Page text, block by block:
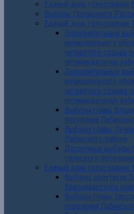
Единый день голосования
Выборы Президента
Единый день голосования
Дополнительные
муниципального
четвертого созыва
пятимандатному
Дополнительные
муниципального
четвертого созыва
пятимандатному
Выборы главы
поселения
Выборы главы
Лабинского района
Досрочные выборы
сельского
Единый день голосования
Выборы депутатов
Краснодарского
Выборы главы
поселения